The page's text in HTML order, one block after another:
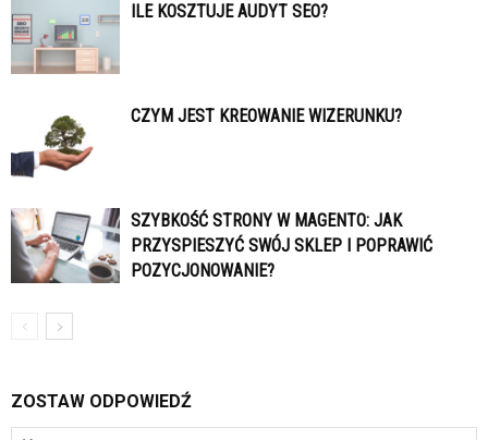
ILE KOSZTUJE AUDYT SEO?
CZYM JEST KREOWANIE WIZERUNKU?
SZYBKOŚĆ STRONY W MAGENTO: JAK
PRZYSPIESZYĆ SWÓJ SKLEP I POPRAWIĆ
POZYCJONOWANIE?
ZOSTAW ODPOWIEDŹ